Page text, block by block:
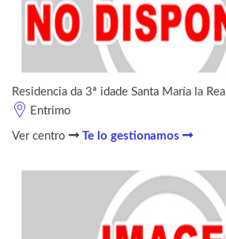
Residencia da 3ª idade Santa María la Real
Entrimo
Ver centro Te lo gestionamos